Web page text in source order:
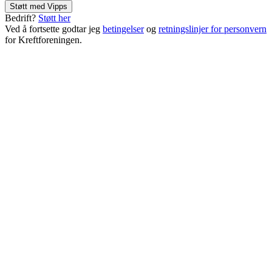
Støtt med Vipps
Bedrift? Støtt her
Ved å fortsette godtar jeg betingelserog retningslinjer for personvern
for Kreftforeningen.